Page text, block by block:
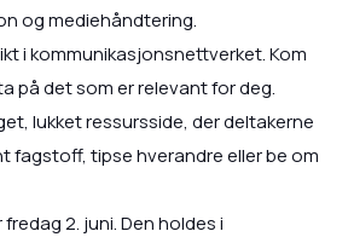
og mediehåndtering.
i kommunikasjonsnettverket. Kom
på det som er relevant for deg.
lukket ressursside, der deltakerne
fagstoff, tipse hverandre eller be om
2. juni. Den holdes i